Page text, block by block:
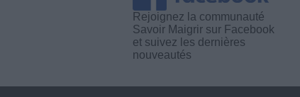
Rejoignez la communauté
Savoir Maigrir sur Facebook
et suivez les dernières
nouveautés